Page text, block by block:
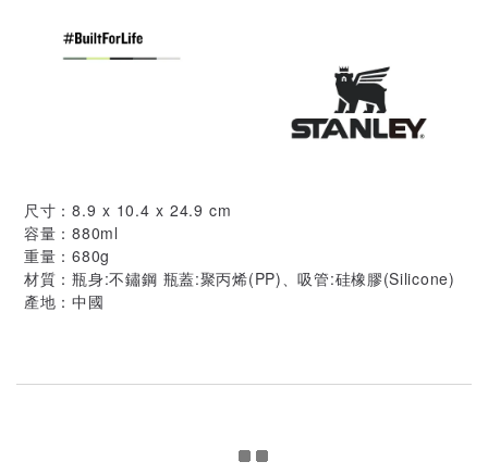
尺寸：8.9 x 10.4 x 24.9 cm
容量：880ml
重量：680g
材質：瓶身:不鏽鋼 瓶蓋:聚丙烯(PP)、吸管:硅橡膠(Silicone)
產地：中國